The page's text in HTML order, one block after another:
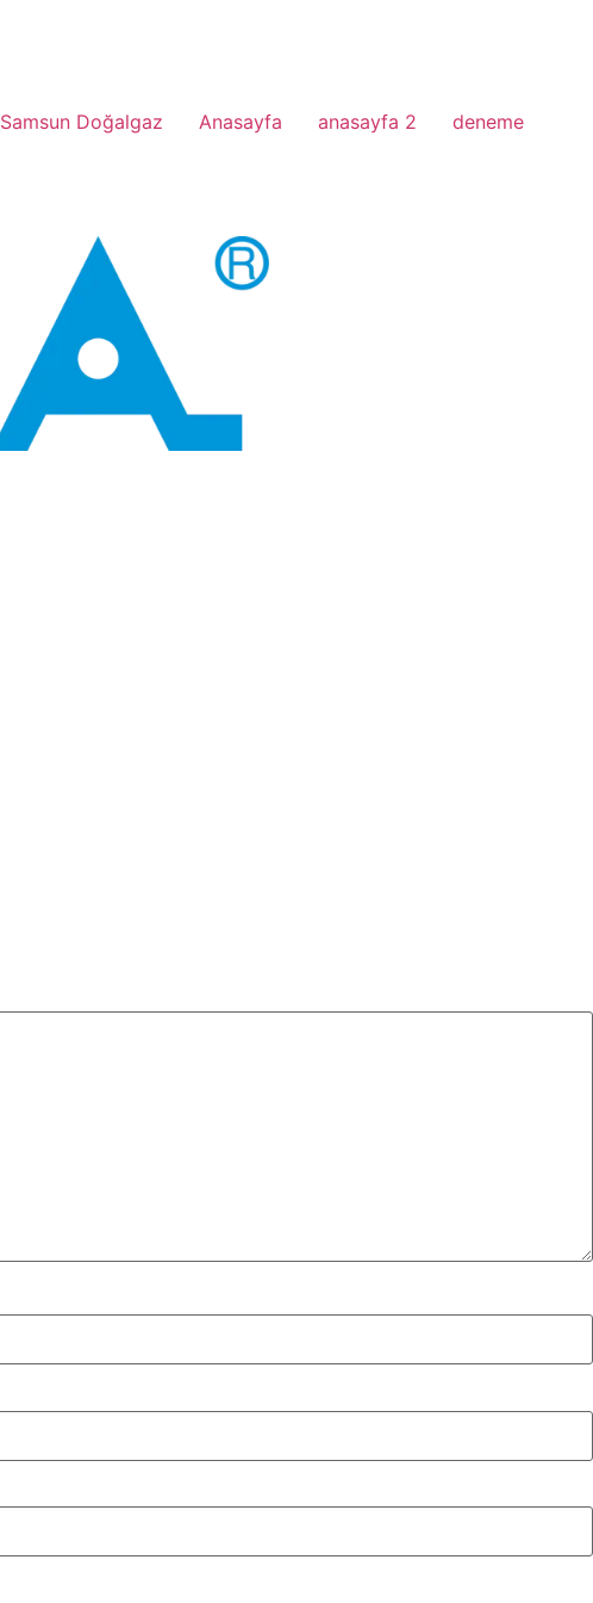
Samsun Doğalgaz Anasayfa anasayfa 2
deneme